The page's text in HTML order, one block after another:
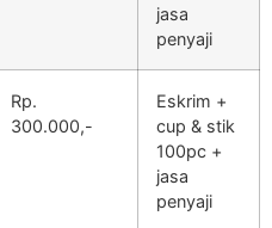
jasa
penyaji
Rp.
300.000,-
Eskrim +
cup & stik
100pc +
jasa
penyaji